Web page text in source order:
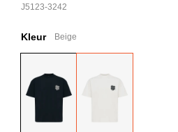
J5123-3242
Kleur Beige